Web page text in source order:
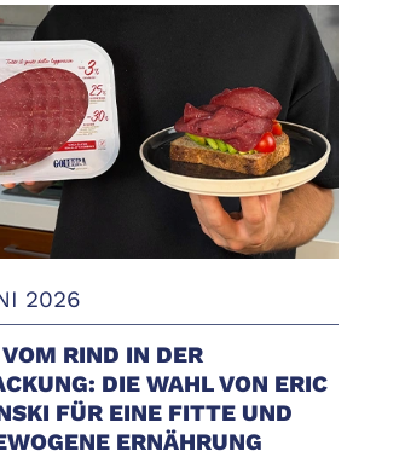
2026
RIND IN DER
DIE WAHL VON ERIC
FÜR EINE FITTE UND
ERNÄHRUNG